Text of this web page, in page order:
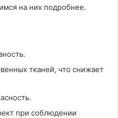
на них подробнее.
тканей, что снижает
при соблюдении